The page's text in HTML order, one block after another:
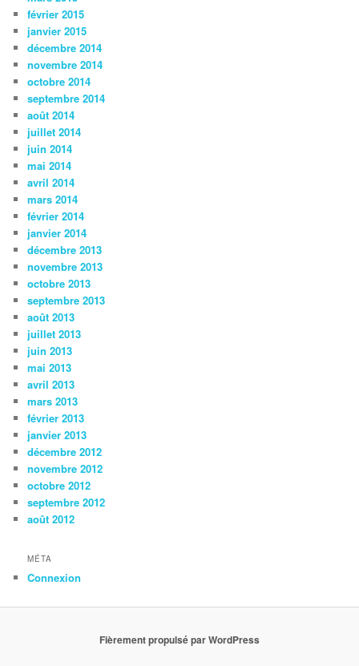
février 2015
janvier 2015
décembre 2014
novembre 2014
octobre 2014
septembre 2014
août 2014
juillet 2014
juin 2014
mai 2014
avril 2014
mars 2014
février 2014
janvier 2014
décembre 2013
novembre 2013
octobre 2013
septembre 2013
août 2013
juillet 2013
juin 2013
mai 2013
avril 2013
mars 2013
février 2013
janvier 2013
décembre 2012
novembre 2012
octobre 2012
septembre 2012
août 2012
MÉTA
Connexion
Fièrement propulsé par WordPress